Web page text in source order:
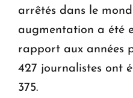
arrêtés dans le
augmentation a été
rapport aux années
427 journalistes ont
375.